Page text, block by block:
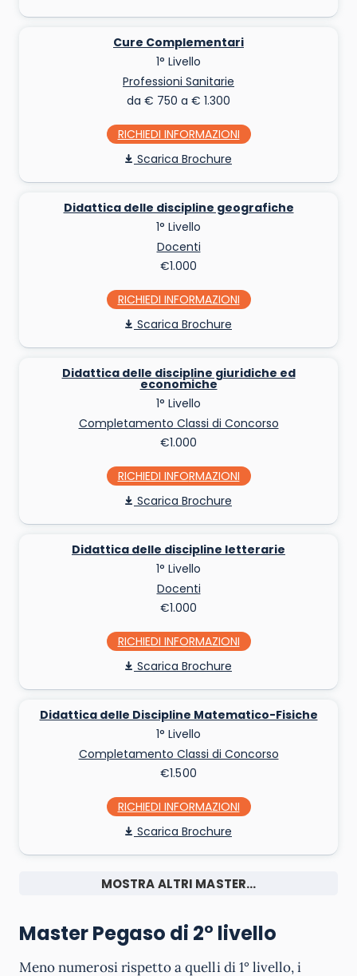
Cure Complementari
1° Livello
Professioni Sanitarie
da € 750 a € 1.300
RICHIEDI INFO
Scarica Brochure
Didattica delle discipline geografiche
1° Livello
Docenti
€1.000
RICHIEDI INFO
Scarica Brochure
Didattica delle discipline giuridiche ed
economiche
1° Livello
Completamento Classi di Concorso
€1.000
RICHIEDI INFO
Scarica Brochure
Didattica delle discipline letterarie
1° Livello
Docenti
€1.000
RICHIEDI INFO
Scarica Brochure
Didattica delle Discipline Matematico-Fisiche
1° Livello
Completamento Classi di Concorso
€1.500
RICHIEDI INFO
Scarica Brochure
MOSTRA ALTRI MASTER...
Master Pegaso di 2° livello
Meno numerosi rispetto a quelli di 1° livello, i